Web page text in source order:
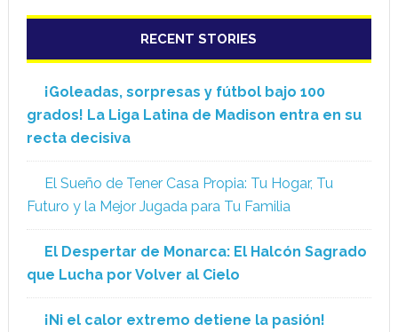
RECENT STORIES
¡Goleadas, sorpresas y fútbol bajo 100
grados! La Liga Latina de Madison entra en su
recta decisiva
El Sueño de Tener Casa Propia: Tu Hogar, Tu
Futuro y la Mejor Jugada para Tu Familia
El Despertar de Monarca: El Halcón Sagrado
que Lucha por Volver al Cielo
¡Ni el calor extremo detiene la pasión!